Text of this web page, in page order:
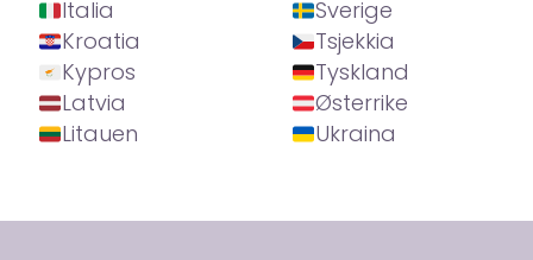
Italia
Kroatia
Kypros
Latvia
Litauen
Sverige
Tsjekkia
Tyskland
Østerrike
Ukraina